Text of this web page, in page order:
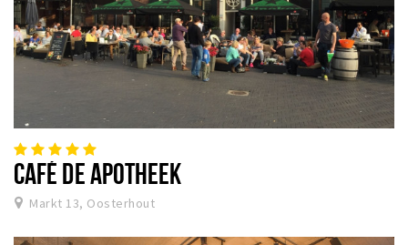
CAFÉ DE APOTHEEK
Markt 13, Oosterhout